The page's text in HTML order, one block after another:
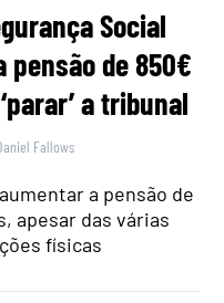
Social
de 850€
a tribunal
Fallows
a pensão de
apesar das várias
físicas